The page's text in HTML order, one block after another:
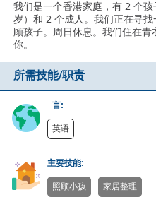
我们是一个香港家庭，有 2 个
岁）和 2 个成人。我们正在寻
顾孩子。周日休息。我们住在
你。
所需技能/职责
_言:
英语
主要技能:
照顾小孩 家居整理